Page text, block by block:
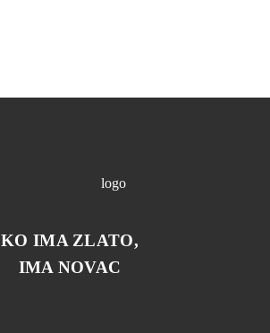
KO IMA ZLATO,
IMA NOVAC